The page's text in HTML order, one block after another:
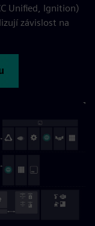
Unified, Ignition)
závislost na